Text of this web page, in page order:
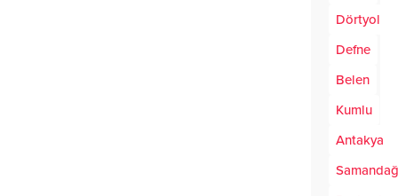
Dörtyol
Defne
Belen
Kumlu
Antakya
Samandağ